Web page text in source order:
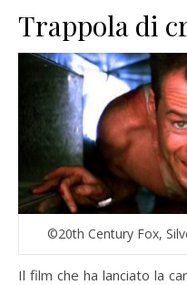
Trappola di
©20th Century Fox,
Il film che ha lanciato la